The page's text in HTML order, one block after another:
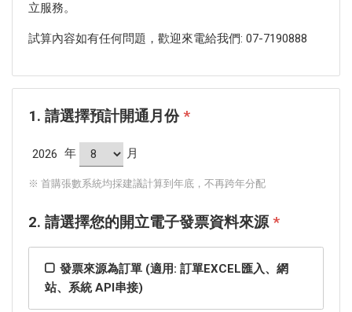
立服務。
試算內容如有任何問題，歡迎來電給我們: 07-7190888
1. 請選擇預計開通月份*
年 月
※ 首購張數系統均採建議計算到年底，不再跨年分配
2. 請選擇您的開立電子發票資料來源*
發票來源為訂單 (適用: 訂單EXCEL匯入、網
站、系統 API串接)